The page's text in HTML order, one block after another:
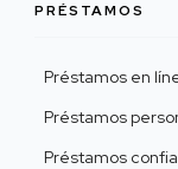
PRÉSTAMOS
Préstamos en
Préstamos
Préstamos